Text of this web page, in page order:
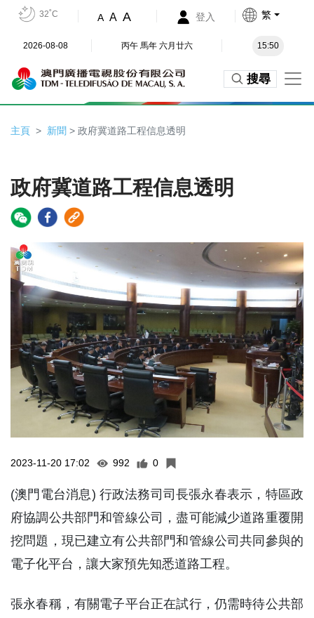
32˚C A A A 登入 繁
2026-08-08 丙午 馬年 六月廿六 15:50
搜尋
主頁 新聞 > 政府冀道路工程信息透明
政府冀道路工程信息透明
2023-11-20 17:02 992 0
(澳門電台消息) 行政法務司司長張永春表示，特區政
府協調公共部門和管線公司，盡可能減少道路重覆開
挖問題，現已建立有公共部門和管線公司共同參與的
電子化平台，讓大家預先知悉道路工程。
張永春稱，有關電子平台正在試行，仍需時待公共部